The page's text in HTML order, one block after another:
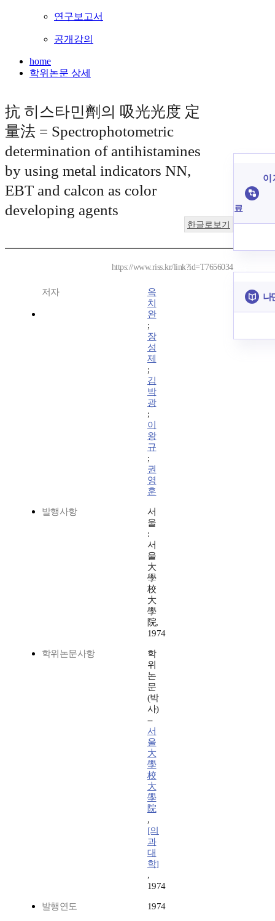
연구보고서
공개강의
home
학위논문 상세
抗 히스타민劑의 吸光光度 定
量法 = Spectrophotometric
determination of antihistamines
by using metal indicators NN,
EBT and calcon as color
developing agents
한글로보기
https://www.riss.kr/link?id=T7656034
저자
옥
치
완
;
장
성
제
;
김
박
광
;
이
왕
규
;
권
영
훈
발행사항
서
울
:
서
울
大
學
校
大
學
院,
1974
학위논문사항
학
위
논
문
(박
사)
--
서
울
大
學
校
大
學
院
,
[의
과
대
학]
,
1974
발행연도 1974
이
료
나